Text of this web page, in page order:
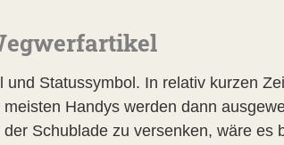
Statussymbol. In relativ kurzen
Handys werden dann
Schublade zu versenken, wäre es